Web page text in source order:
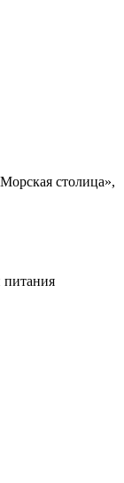
столица»,
питания